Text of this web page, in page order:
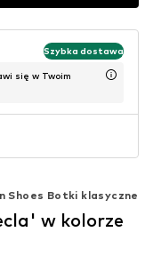
Szybka dostawa
się w Twoim
Shoes Botki klasyczne
w kolorze